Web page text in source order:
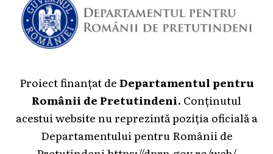
Proiect finanțat deDepartamentul pentru
Românii de Pretutindeni. Conținutul
acestui website nu reprezintă poziția oficială a
Departamentului pentru Românii de